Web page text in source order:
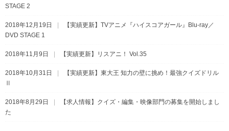
STAGE 2
2018年12月19日
【実績更新】TVアニメ『ハイスコアガール』Blu-ray／
DVD STAGE 1
2018年11月9日 【実績更新】リスアニ！ Vol.35
2018年10月31日
【実績更新】東大王 知力の壁に挑め！最強クイズドリル
Ⅱ
2018年8月29日
【求人情報】クイズ・編集・映像部門の募集を開始しまし
た